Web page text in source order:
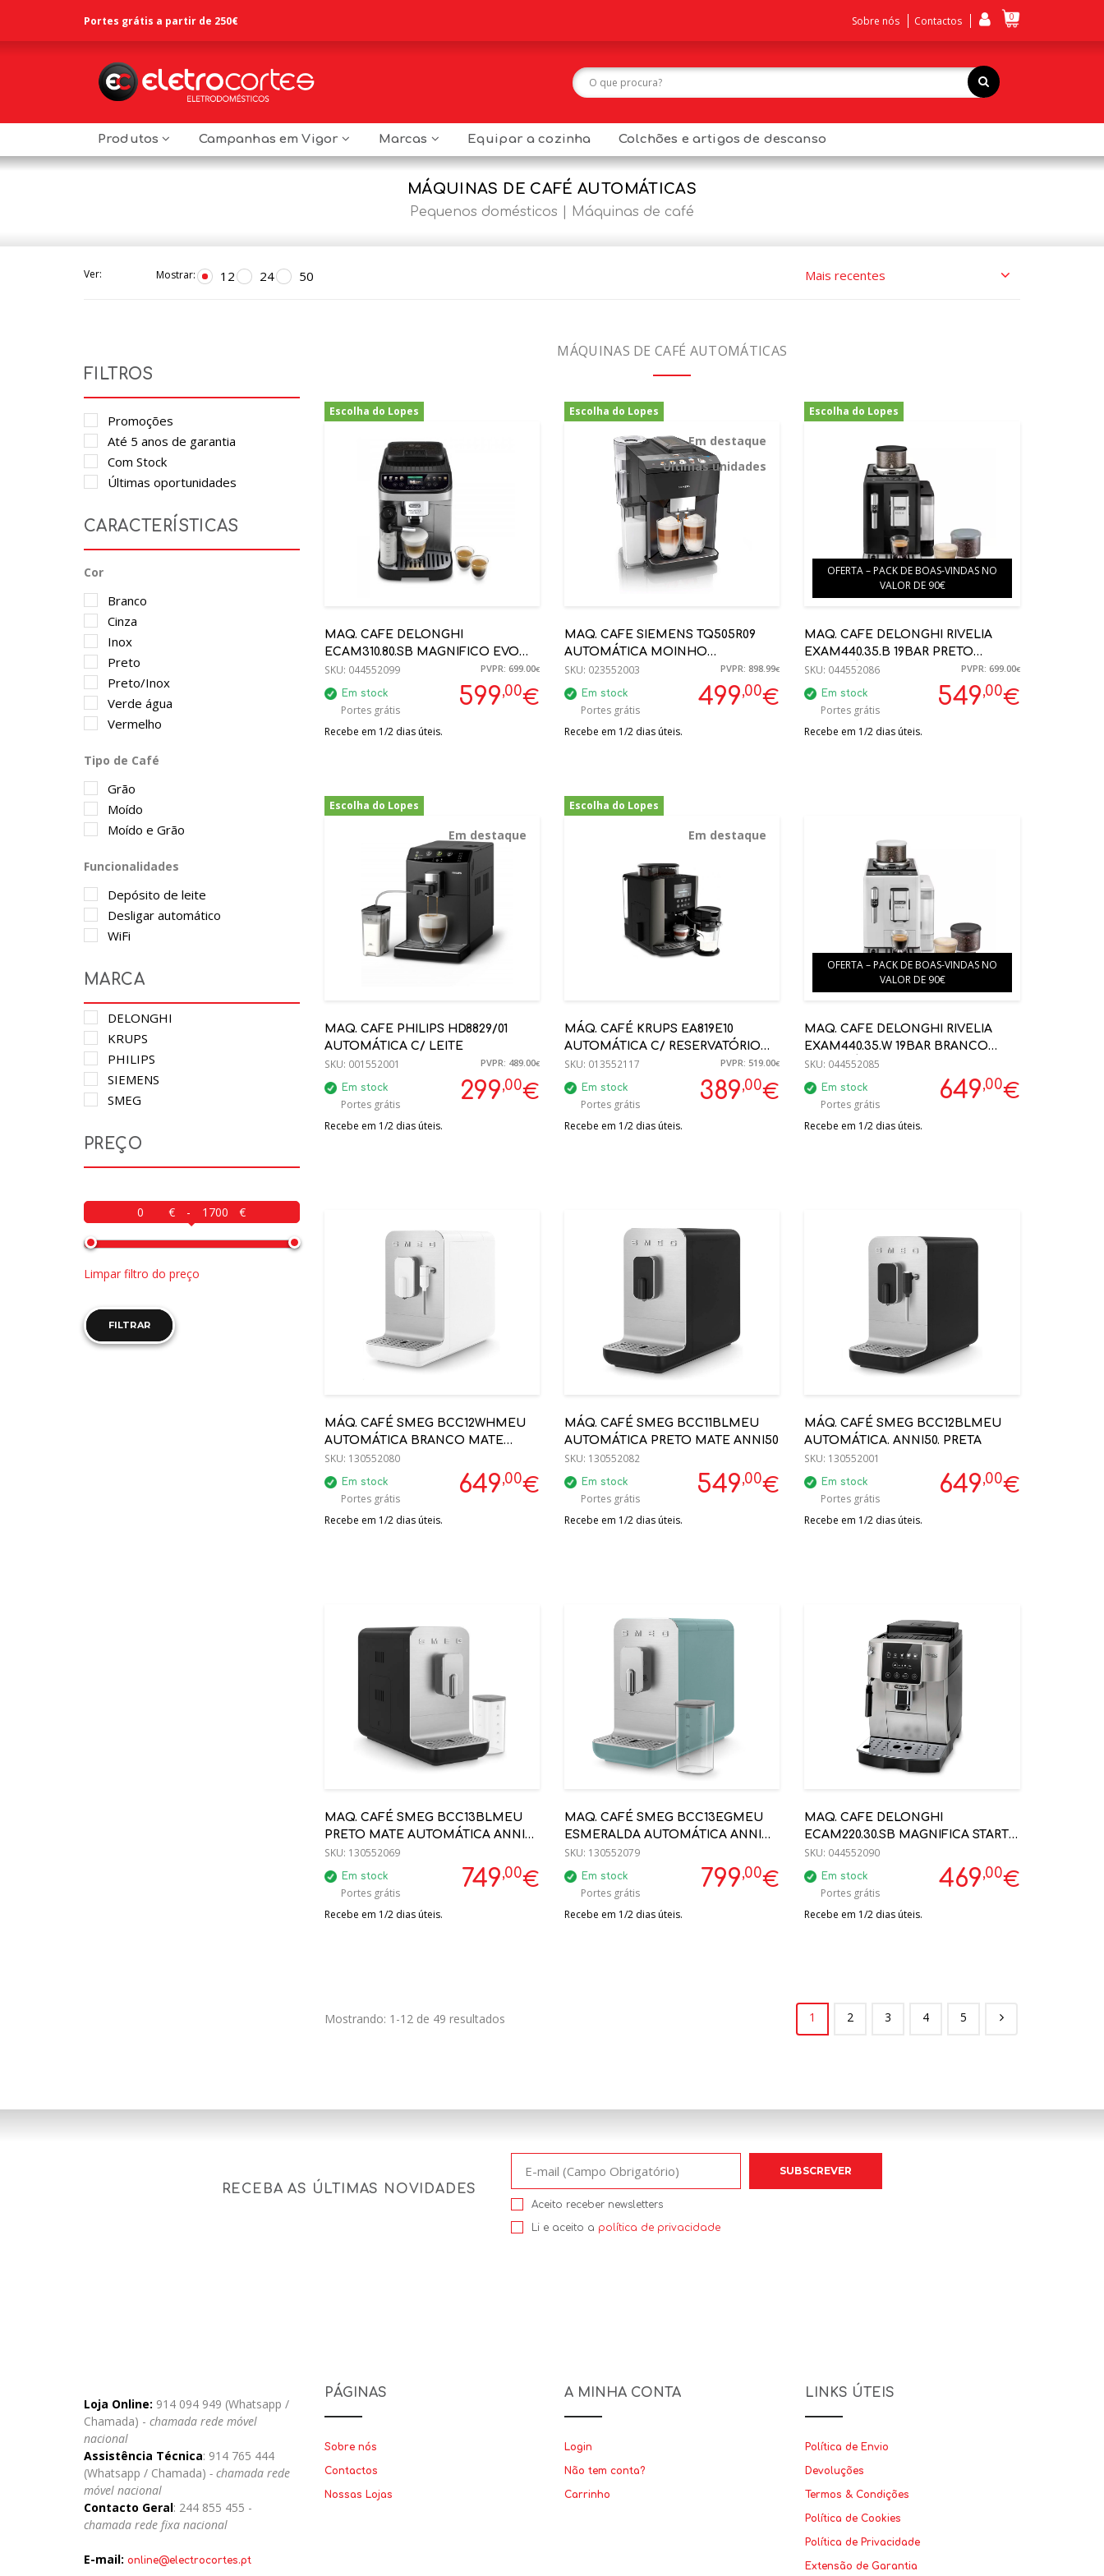
Portes grátis a partir de 250€ Sobre nós Contactos 0
Produtos Campanhas em Vigor Marcas Equipar a cozinha Colchões e artigos de descanso
MÁQUINAS DE CAFÉ AUTOMÁTICAS
Pequenos domésticos Máquinas de café
Ver: Mostrar: 12 24 50
FILTROS
Promoções
Até 5 anos de garantia
Com Stock
Últimas oportunidades
CARACTERÍSTICAS
Cor
Branco
Cinza
Inox
Preto
Preto/Inox
Verde água
Vermelho
Tipo de Café
Grão
Moído
Moído e Grão
Funcionalidades
Depósito de leite
Desligar automático
WiFi
MARCA
DELONGHI
KRUPS
PHILIPS
SIEMENS
SMEG
PREÇO
-
Limpar filtro do preço
FILTRAR
MÁQUINAS DE CAFÉ AUTOMÁTICAS
Escolha do Lopes
-14%
MAQ. CAFE DELONGHI
ECAM310.80.SB MAGNIFICO EVO
NEXT 15BAR INOX - 0132250041PVPR: 699.00€
599,00€
SKU: 044552099
Em stock
Portes grátis
Recebe em 1/2 dias úteis.
Escolha do Lopes
Em destaque
Últimas unidades
-44%
MAQ. CAFE SIEMENS TQ505R09
AUTOMÁTICA MOINHO
CERÂMICO, ONE TOUCH
PREPARATION
PVPR: 898.99€
499,00€
SKU: 023552003
Em stock
Portes grátis
Recebe em 1/2 dias úteis.
Escolha do Lopes
OFERTA – PACK DE BOAS-VINDAS NO
VALOR DE 90€
MAQ. CAFE DELONGHI RIVELIA
EXAM440.35.B 19BAR PRETO
AUTOMÁTICA
PVPR: 699.00€
549,00€
SKU: 044552086
Em stock
Portes grátis
Recebe em 1/2 dias úteis.
Escolha do Lopes
Em destaque
MAQ. CAFE PHILIPS HD8829/01
AUTOMÁTICA C/ LEITE
PVPR: 489.00€
299,00€
SKU: 001552001
Em stock
Portes grátis
Recebe em 1/2 dias úteis.
Escolha do Lopes
Em destaque
MÁQ. CAFÉ KRUPS EA819E10
AUTOMÁTICA C/ RESERVATÓRIO
LEITE
PVPR: 519.00€
389,00€
SKU: 013552117
Em stock
Portes grátis
Recebe em 1/2 dias úteis.
OFERTA – PACK DE BOAS-VINDAS NO
VALOR DE 90€
MAQ. CAFE DELONGHI RIVELIA
EXAM440.35.W 19BAR BRANCO
AUTOMÁTICA
649,00€
SKU: 044552085
Em stock
Portes grátis
Recebe em 1/2 dias úteis.
MÁQ. CAFÉ SMEG BCC12WHMEU
AUTOMÁTICA BRANCO MATE
ANNI50
649,00€
SKU: 130552080
Em stock
Portes grátis
Recebe em 1/2 dias úteis.
MÁQ. CAFÉ SMEG BCC11BLMEU
AUTOMÁTICA PRETO MATE ANNI50
549,00€
SKU: 130552082
Em stock
Portes grátis
Recebe em 1/2 dias úteis.
MÁQ. CAFÉ SMEG BCC12BLMEU
AUTOMÁTICA. ANNI50. PRETA
649,00€
SKU: 130552001
Em stock
Portes grátis
Recebe em 1/2 dias úteis.
MAQ. CAFÉ SMEG BCC13BLMEU
PRETO MATE AUTOMÁTICA ANNI
50
749,00€
SKU: 130552069
Em stock
Portes grátis
Recebe em 1/2 dias úteis.
MAQ. CAFÉ SMEG BCC13EGMEU
ESMERALDA AUTOMÁTICA ANNI
50C
799,00€
SKU: 130552079
Em stock
Portes grátis
Recebe em 1/2 dias úteis.
MAQ. CAFE DELONGHI
ECAM220.30.SB MAGNIFICA START
AUTOMATICA
469,00€
SKU: 044552090
Em stock
Portes grátis
Recebe em 1/2 dias úteis.
Mostrando: 1-12 de 49 resultados 1 2 3 4 5
RECEBA AS ÚLTIMAS NOVIDADES
Aceito receber newsletters
Li e aceito a política de privacidade
Loja Online: 914 094 949 (Whatsapp /
Chamada) - chamada rede móvel
nacional
Assistência Técnica: 914 765 444
(Whatsapp / Chamada) - chamada rede
móvel nacional
Contacto Geral: 244 855 455 -
chamada rede fixa nacional
E-mail: online@electrocortes.pt
PÁGINAS
Sobre nós
Contactos
Nossas Lojas
A MINHA CONTA
Login
Não tem conta?
Carrinho
LINKS ÚTEIS
Política de Envio
Devoluções
Termos & Condições
Política de Cookies
Política de Privacidade
Extensão de Garantia